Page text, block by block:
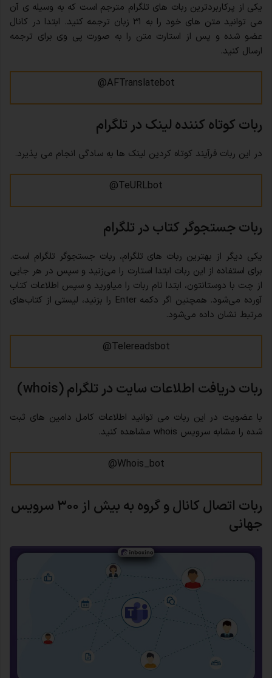
یکی از پرکاربردترین ربات های تلگرام مترجم است که به وسیله ی آن
می توانید متن های خود را به ۳۱ زبان ترجمه کنید. ابتدا در کانال
عضو شده و پس از استارت متن را به صورت پی وی برای ترجمه
ارسال کنید.
AFTranslatebot@
ربات کوتاه کننده لینک در تلگرام
در این ربات فرآیند کوتاه کردین لینک ها به سادگی انجام می پذیرد.
TeURLbot@
ربات جستجوگر کتاب در تلگرام
یکی دیگر از بهترین ربات های تلگرام، ربات جستجوگر تلگرام است.
برای استفاده از این ربات ابتدا استارت را می‌زنید و سپس در هر جایی
از چت با دوستانتون، ابتدا نام ربات را میاورید و سپس اطلاعات کتاب
آورده می‌شود. همچنین اگر دکمه Enter را بزنید، لیستی از کتاب‌های
مرتبط نشان داده می‌شود.
Telereadsbot@
ربات دریافت اطلاعات سایت در تلگرام (whois)
با عضویت در این ربات می توانید اطلاعات کامل دامین های ثبت
شده را مشابه سرویس whois مشاهده کنید.
Whois_bot@
ربات اتصال کانال و گروه به بیش از ۳۰۰ سرویس
جهانی